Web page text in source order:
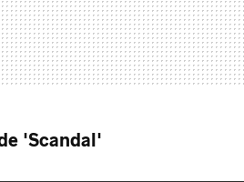
'Scandal'